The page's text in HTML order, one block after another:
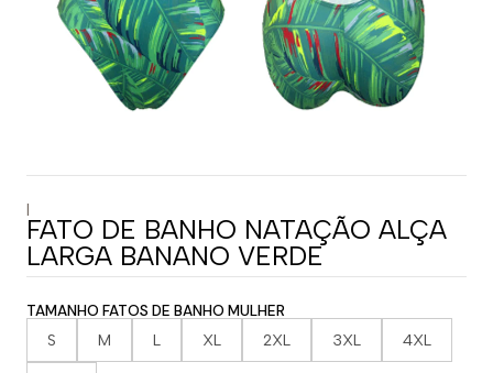
|
FATO DE BANHO NATAÇÃO ALÇA
LARGA BANANO VERDE
TAMANHO FATOS DE BANHO MULHER
S M L XL 2XL 3XL 4XL